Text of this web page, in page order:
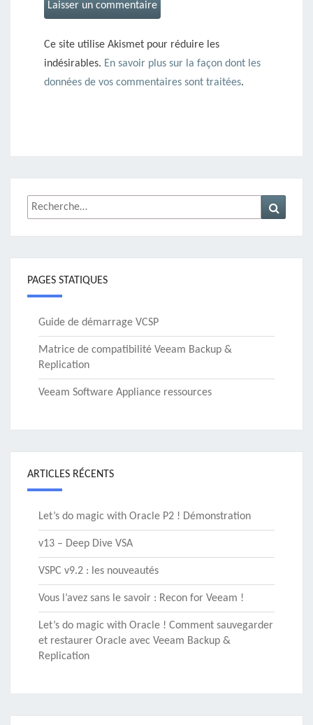
Ce site utilise Akismet pour réduire les
indésirables. En savoir plus sur la façon dont les
données de vos commentaires sont traitées.
Rechercher :
PAGES STATIQUES
Guide de démarrage VCSP
Matrice de compatibilité Veeam Backup &
Replication
Veeam Software Appliance ressources
ARTICLES RÉCENTS
Let’s do magic with Oracle P2 ! Démonstration
v13 – Deep Dive VSA
VSPC v9.2 : les nouveautés
Vous l’avez sans le savoir : Recon for Veeam !
Let’s do magic with Oracle ! Comment sauvegarder
et restaurer Oracle avec Veeam Backup &
Replication